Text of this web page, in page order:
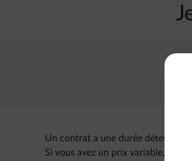
Un contrat a une durée
Si vous avez un prix variable,